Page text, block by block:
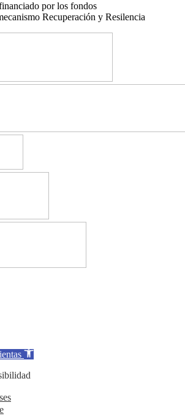
por los fondos
Recuperación y Resilencia